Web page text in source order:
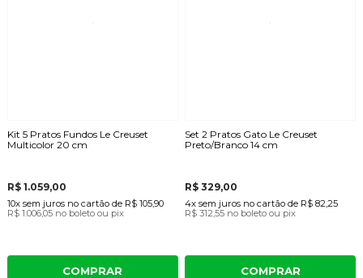
Kit 5 Pratos Fundos Le Creuset
Multicolor 20 cm
R$ 1.059,00
10x sem juros no cartãode R$ 105,90
R$ 1.006,05 no boleto ou pix
COMPRAR
Set 2 Pratos Gato Le Creuset
Preto/Branco 14 cm
R$ 329,00
4x sem juros no cartão de R$ 82,25
R$ 312,55 no boleto ou pix
COMPRAR